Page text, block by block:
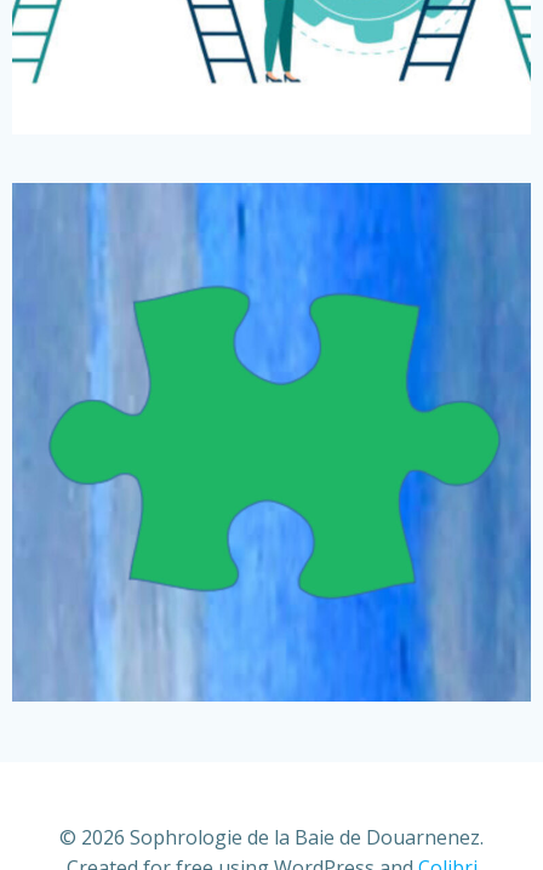
© 2026 Sophrologie de la Baie de Douarnenez.